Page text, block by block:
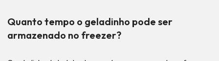
Quanto tempo o geladinho pode ser
armazenado no freezer?